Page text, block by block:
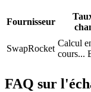
Fournisseur
SwapRocket
Calcul
cours...
FAQ sur